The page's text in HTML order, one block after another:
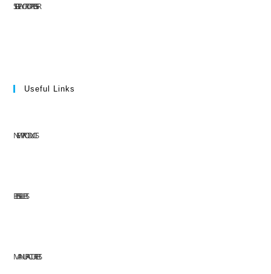
SITE DE WORDPRESS-FR
Useful Links
NEW PRODUCTS
BEST SELLERS
MANUFACTURERS